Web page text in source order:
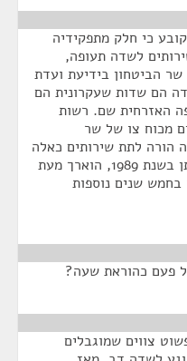
קובע כי חלק מתפקידיה
לשדה תעופה,
הביטחון בידיעת ועדת
הם שדות שעקרונית הם
האזרחית שם. רשות
מכוח צו של שר
שר התחבורה הורה לתת שירותים כאלה
לשדה התעופה "שדה דב". הצו ניתן בשנת 1989, הוארך מעת
שנים נוספות
פעם כהוראת שעה?
צווים שמוגבלים